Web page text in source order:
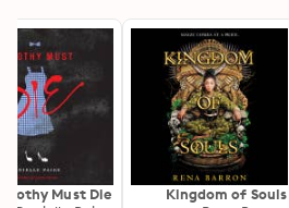
Kingdom of Souls
Must Die